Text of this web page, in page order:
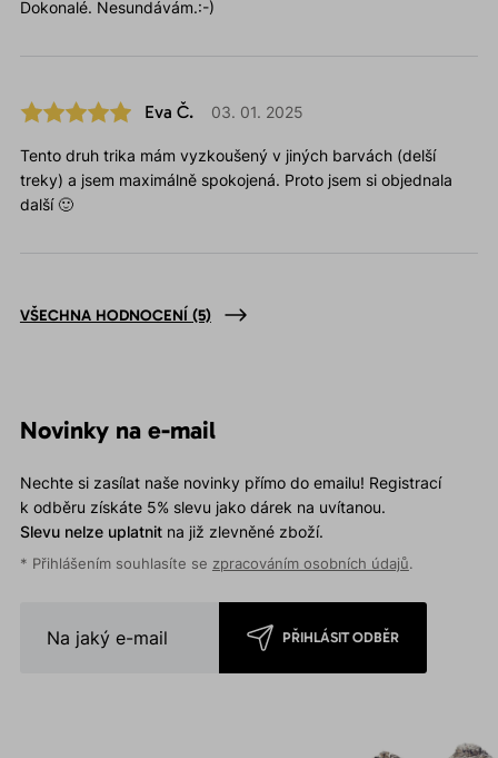
Dokonalé. Nesundávám.:-)
Eva Č. 03. 01. 2025
Tento druh trika mám vyzkoušený v jiných barvách (delší
treky) a jsem maximálně spokojená. Proto jsem si objednala
další 🙂
VŠECHNA HODNOCENÍ (5)
Novinky na e-mail
Nechte si zasílat naše novinky přímo do emailu! Registrací
k odběru získáte 5% slevu jako dárek na uvítanou.
Slevu nelze uplatnitna již zlevněné zboží.
* Přihlášením souhlasíte se zpracováním osobních údajů.
PŘIHLÁSIT ODBĚR